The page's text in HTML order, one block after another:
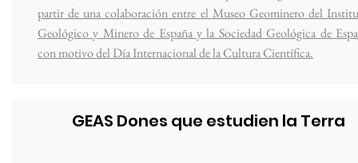
partir de una colaboración entre el Museo Geominero del
Geológico y Minero de España y la Sociedad Geológica de
con motivo del Día Internacional de la Cultura Científica.
GEAS Dones que estudien la Terra